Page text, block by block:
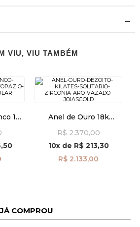
VIU, VIU TAMBÉM
18k
Anel de Ouro 18k
Aro Vazado an41962
R$ 2.370,00
10xde R$ 213,30
R$ 2.133,00
COMPROU